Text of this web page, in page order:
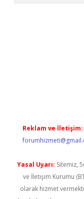
Reklam ve İletişim:
Yasal Uyarı: Sitemiz,
ve İletişim Kurumu
olarak hizmet